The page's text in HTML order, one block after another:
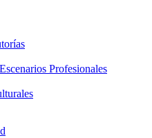
Profesionales